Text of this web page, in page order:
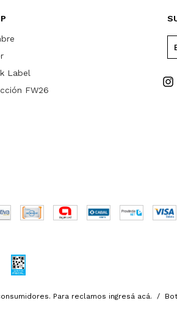
Label
FW26
Para reclamos ingresá acá. /